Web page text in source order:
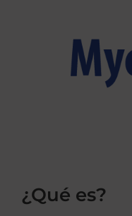
¿Qué es?